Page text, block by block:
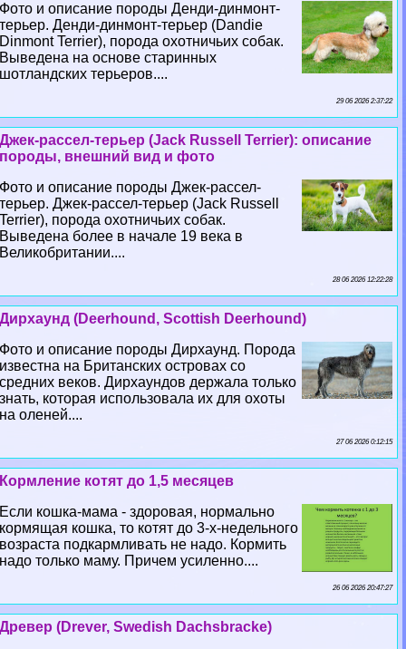
Фото и описание породы Денди-динмонт-
терьер. Денди-динмонт-терьер (Dandie
Dinmont Terrier), порода охотничьих собак.
Выведена на основе старинных
шотландских терьеров....
29 06 2026 2:37:22
Джек-рассел-терьер (Jack Russell Terrier): описание
породы, внешний вид и фото
Фото и описание породы Джек-рассел-
терьер. Джек-рассел-терьер (Jack Russell
Terrier), порода охотничьих собак.
Выведена более в начале 19 века в
Великобритании....
28 06 2026 12:22:28
Дирхаунд (Deerhound, Scottish Deerhound)
Фото и описание породы Дирхаунд. Порода
известна на Британских островах со
средних веков. Дирхаундов держала только
знать, которая использовала их для охоты
на оленей....
27 06 2026 0:12:15
Кормление котят до 1,5 месяцев
Если кошка-мама - здоровая, нормально
кормящая кошка, то котят до 3-х-недельного
возраста подкармливать не надо. Кормить
надо только маму. Причем усиленно....
26 06 2026 20:47:27
Древер (Drever, Swedish Dachsbracke)